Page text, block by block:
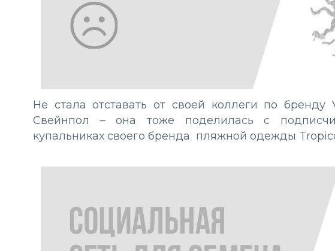
Не стала отставать от своей коллеги по
Свейнпол – она тоже поделилась с
купальниках своего бренда пляжной одежды